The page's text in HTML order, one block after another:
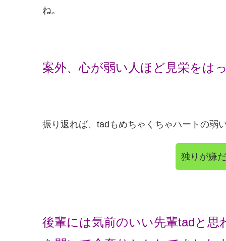
ね。
案外、心が弱い人ほど見栄をは
振り返れば、tadもめちゃくちゃハートの弱
独りが嫌
後輩には気前のいい先輩tadと